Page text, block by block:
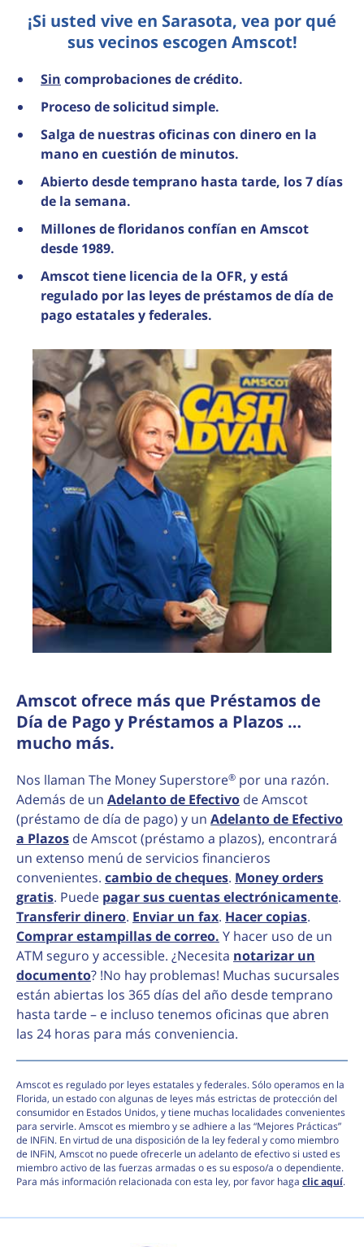
¡Si usted vive en Sarasota, vea por qué
sus vecinos escogen Amscot!
Sin comprobaciones de crédito.
Proceso de solicitud simple.
Salga de nuestras oficinas con dinero en la
mano en cuestión de minutos.
Abierto desde temprano hasta tarde, los 7 días
de la semana.
Millones de floridanos confían en Amscot
desde 1989.
Amscot tiene licencia de la OFR, y está
regulado por las leyes de préstamos de día de
pago estatales y federales.
Amscot ofrece más que Préstamos de
Día de Pago y Préstamos a Plazos …
mucho más.
Nos llaman The Money Superstore® por una razón.
Además de un Adelanto de Efectivo de Amscot
(préstamo de día de pago) y un Adelanto de Efectivo
a Plazos de Amscot (préstamo a plazos), encontrará
un extenso menú de servicios financieros
convenientes. cambio de cheques. Money orders
gratis. Puede pagar sus cuentas electrónicamente.
Transferir dinero. Enviar un fax. Hacer copias.
Comprar estampillas de correo. Y hacer uso de un
ATM seguro y accessible. ¿Necesita notarizar un
documento? !No hay problemas! Muchas sucursales
están abiertas los 365 días del año desde temprano
hasta tarde – e incluso tenemos oficinas que abren
las 24 horas para más conveniencia.
Amscot es regulado por leyes estatales y federales. Sólo operamos en la
Florida, un estado con algunas de leyes más estrictas de protección del
consumidor en Estados Unidos, y tiene muchas localidades convenientes
para servirle. Amscot es miembro y se adhiere a las “Mejores Prácticas”
de INFiN. En virtud de una disposición de la ley federal y como miembro
de INFiN, Amscot no puede ofrecerle un adelanto de efectivo si usted es
miembro activo de las fuerzas armadas o es su esposo/a o dependiente.
Para más información relacionada con esta ley, por favor haga clic aquí.